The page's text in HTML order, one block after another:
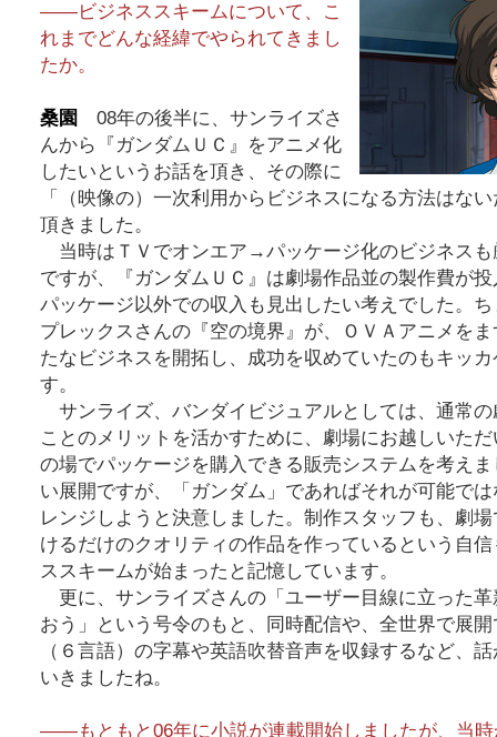
――ビジネススキームについて、こ
れまでどんな経緯でやられてきまし
たか。
桑園
08年の後半に、サンライズさ
んから『ガンダムＵＣ』をアニメ化
したいというお話を頂き、その際に
「（映像の）一次利用からビジネスになる方法はな
頂きました。
当時はＴＶでオンエア→パッケージ化のビジネスも
ですが、『ガンダムＵＣ』は劇場作品並の製作費が
パッケージ以外での収入も見出したい考えでした。
プレックスさんの『空の境界』が、ＯＶＡアニメを
たなビジネスを開拓し、成功を収めていたのもキッ
す。
サンライズ、バンダイビジュアルとしては、通常
ことのメリットを活かすために、劇場にお越しいた
の場でパッケージを購入できる販売システムを考え
い展開ですが、「ガンダム」であればそれが可能で
レンジしようと決意しました。制作スタッフも、劇
けるだけのクオリティの作品を作っているという自
ススキームが始まったと記憶しています。
更に、サンライズさんの「ユーザー目線に立った
おう」という号令のもと、同時配信や、全世界で展
（６言語）の字幕や英語吹替音声を収録するなど、
いきましたね。
――もともと06年に小説が連載開始しましたが、当時